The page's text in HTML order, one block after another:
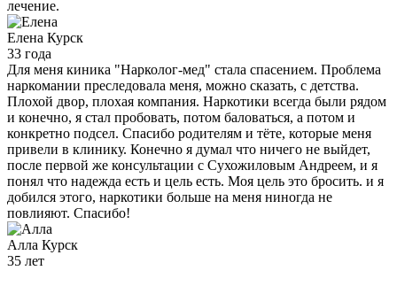
лечение.
Елена Курск
33 года
Для меня киника "Нарколог-мед" стала спасением. Проблема
наркомании преследовала меня, можно сказать, с детства.
Плохой двор, плохая компания. Наркотики всегда были рядом
и конечно, я стал пробовать, потом баловаться, а потом и
конкретно подсел. Спасибо родителям и тёте, которые меня
привели в клинику. Конечно я думал что ничего не выйдет,
после первой же консультации с Сухожиловым Андреем, и я
понял что надежда есть и цель есть. Моя цель это бросить. и я
добился этого, наркотики больше на меня ниногда не
повлияют. Спасибо!
Алла Курск
35 лет